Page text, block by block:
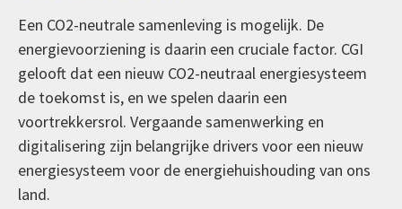
Een CO2-neutrale samenleving is mogelijk. De
energievoorziening is daarin een cruciale factor. CGI
gelooft dat een nieuw CO2-neutraal energiesysteem
de toekomst is, en we spelen daarin een
voortrekkersrol. Vergaande samenwerking en
digitalisering zijn belangrijke drivers voor een nieuw
energiesysteem voor de energiehuishouding van ons
land.